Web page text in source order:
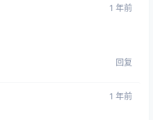
1 年前
回复
1 年前